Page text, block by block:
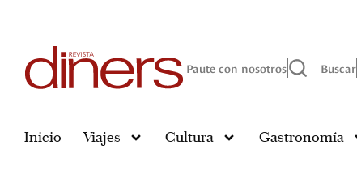
Paute con nosotros Buscar
Inicio Viajes Cultura Gastronomía